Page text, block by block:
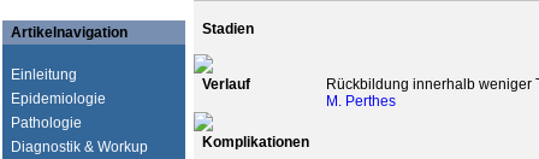
Artikelnavigation
Einleitung
Epidemiologie
Pathologie
Diagnostik & Workup
Stadien
Verlauf
Rückbildung innerhalb weniger
M. Perthes
Komplikationen